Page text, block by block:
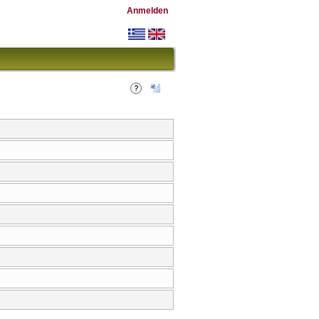
Anmelden